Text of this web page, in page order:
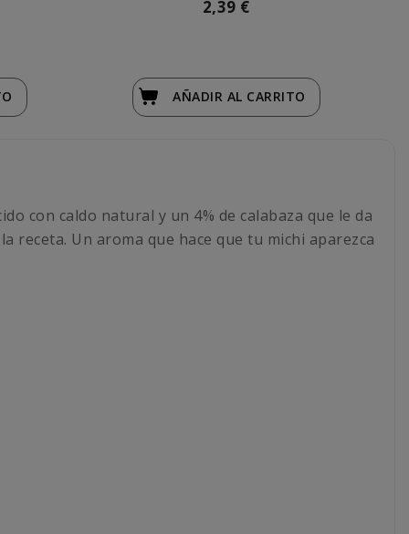
2,39 €
AÑADIR AL CARRITO
con caldo natural y un 4% de calabaza que le da
receta. Un aroma que hace que tu michi aparezca